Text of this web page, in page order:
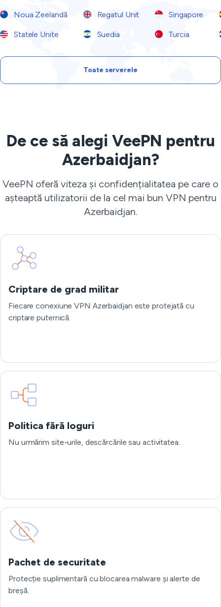
Noua Zeelandă Regatul Unit Singapore
Statele Unite Suedia Turcia
Toate serverele
De ce să alegi VeePN pentru
Azerbaidjan?
VeePN oferă viteza și confidențialitatea pe care o
așteaptă utilizatorii de la cel mai bun VPN pentru
Azerbaidjan.
Criptare de grad militar
Fiecare conexiune VPN Azerbaidjan este protejată cu
criptare puternică.
Politica fără loguri
Nu urmărim site-urile, descărcările sau activitatea.
Pachet de securitate
Protecție suplimentară cu blocarea malware și alerte de
breșă.